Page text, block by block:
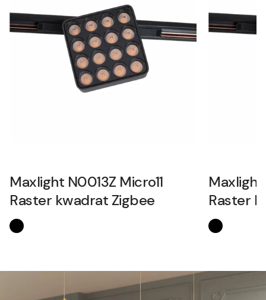
Maxlight N0013Z Micro11
Raster kwadrat Zigbee
Maxlight
Raster